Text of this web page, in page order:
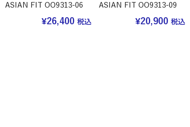
ASIAN FIT OO9313-06
¥26,400 税込
ASIAN FIT OO9313-09
¥20,900 税込